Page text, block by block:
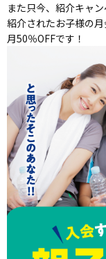
また只今、紹介キャ
紹介されたお子様の
月50％OFFです！